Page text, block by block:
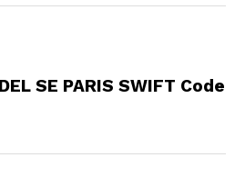
SE PARIS SWIFT Code